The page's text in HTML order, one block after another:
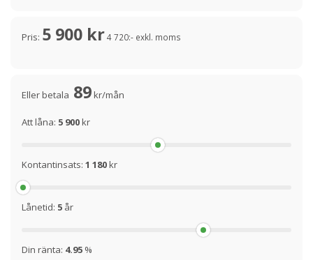
Pris: 5 900 kr4 720:- exkl. moms
Eller betala 89kr/mån
Att låna: 5 900kr
Kontantinsats: 1 180kr
Lånetid: 5 år
Din ränta: 4.95 %